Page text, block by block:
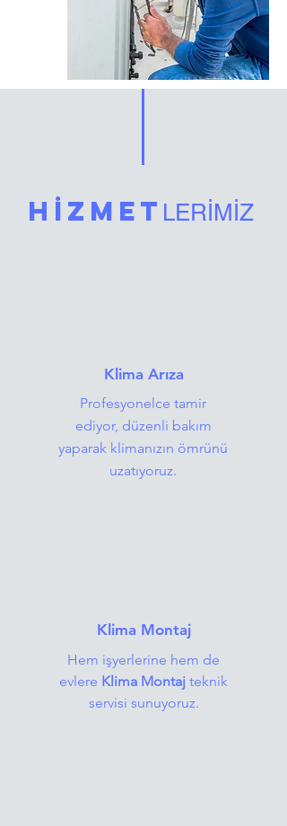
HİZMET LERİMİZ
Klima Arıza
Profesyonelce tamir
ediyor, düzenli bakım
yaparak klimanızın ömrünü
uzatıyoruz.
Klima Montaj
Hem işyerlerine hem de
evlere Klima Montaj teknik
servisi sunuyoruz.